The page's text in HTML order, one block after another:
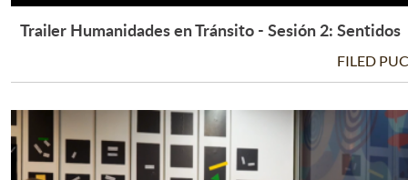
Leer Más +
Trailer Humanidades en Tránsito - Sesión 2: Sentidos
FILED